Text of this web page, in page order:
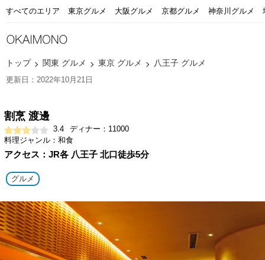
すべてのエリア 東京グルメ 大阪グルメ 京都グルメ 神奈川グルメ
トップ 関東 グルメ 東京 グルメ 八王子 グルメ
更新日：2022年10月21日
割烹 渡邊
3.4
ディナー：11000
料理ジャンル：和食
アクセス：JR各 八王子 北口徒歩5分
グルメ